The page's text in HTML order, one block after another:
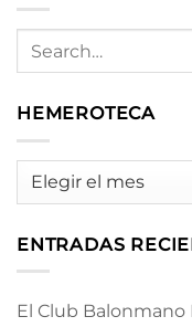
HEMEROTECA
HEMEROTECA
ENTRADAS
El Club Balonmano